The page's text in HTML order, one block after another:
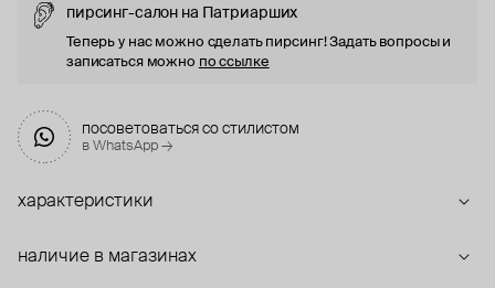
пирсинг-салон на Патриарших
Теперь у нас можно сделать пирсинг! Задать вопросы и
записаться можно по ссылке
посоветоваться со стилистом
в WhatsApp →
характеристики
наличие в магазинах